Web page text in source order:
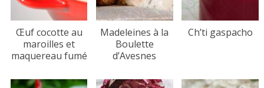
Œuf cocotte au
maroilles et
maquereau fumé
Madeleines à la
Boulette
d’Avesnes
Ch’ti gaspacho